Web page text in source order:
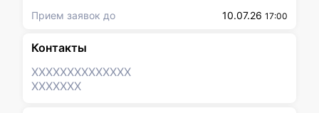
Прием заявок до
10.07.26 17:00
Контакты
XXXXXXXXXXXXXX
XXXXXXX